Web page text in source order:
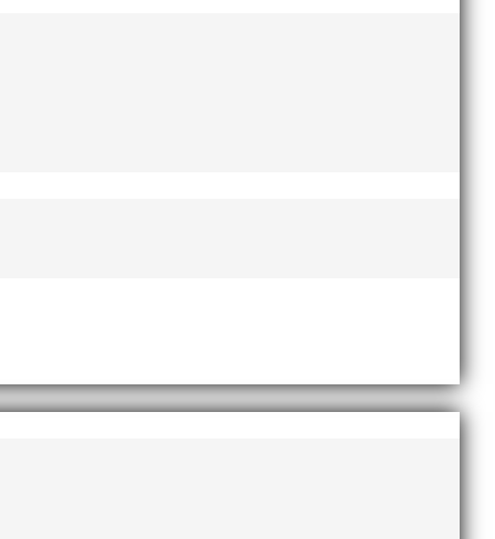
har bland annat fungerat som tränare inom